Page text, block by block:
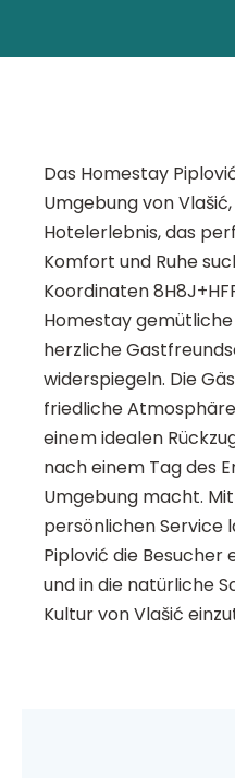
Das Homestay
Umgebung von
Hotelerlebnis, das
Komfort und Ruhe
Koordinaten
Homestay
herzliche
widerspiegeln. Die
friedliche
einem idealen
nach einem Tag des
Umgebung macht.
persönlichen Service
Piplović die Besucher
und in die natürliche
Kultur von Vlašić